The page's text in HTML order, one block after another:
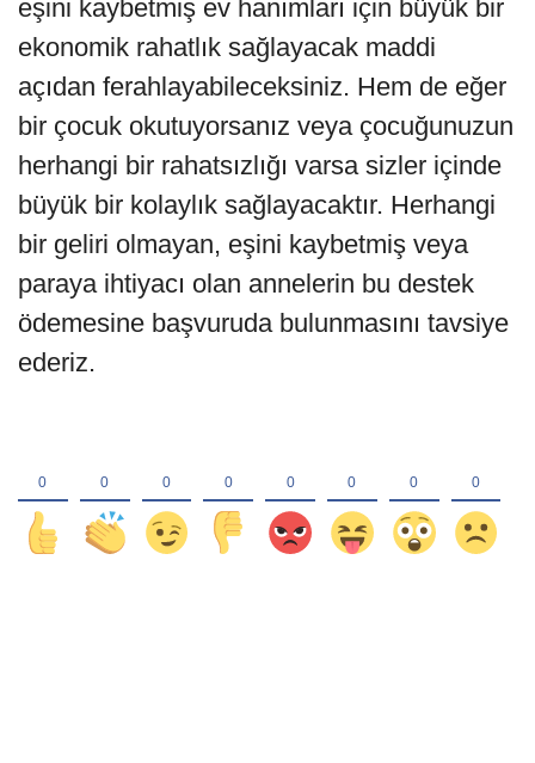
eşini kaybetmiş ev hanımları için büyük bir
ekonomik rahatlık sağlayacak maddi
açıdan ferahlayabileceksiniz. Hem de eğer
bir çocuk okutuyorsanız veya çocuğunuzun
herhangi bir rahatsızlığı varsa sizler içinde
büyük bir kolaylık sağlayacaktır. Herhangi
bir geliri olmayan, eşini kaybetmiş veya
paraya ihtiyacı olan annelerin bu destek
ödemesine başvuruda bulunmasını tavsiye
ederiz.